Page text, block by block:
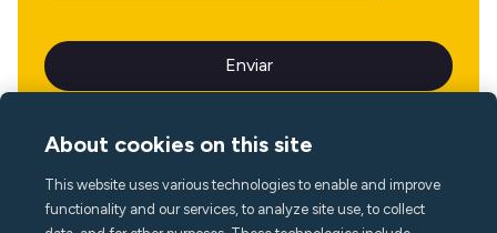
Idioma
About cookies on this site
This website uses various technologies to enable and improve
functionality and our services, to analyze site use, to collect